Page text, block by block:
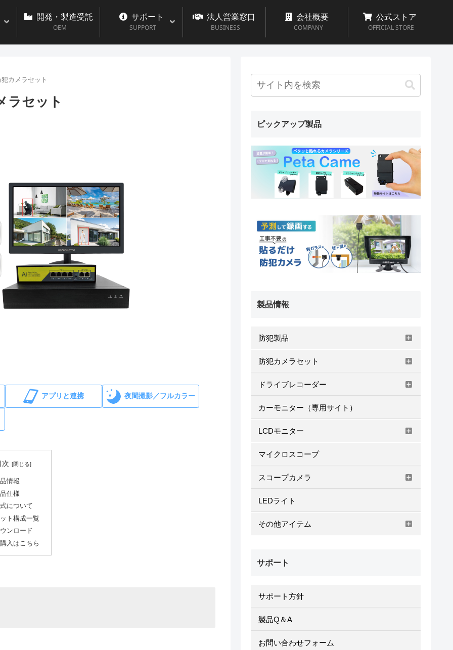
開発・製造受託
OEM
サポート
SUPPORT
法人営業窓口
BUSINESS
会社概要
COMPANY
公式ストア
OFFICIAL STORE
カメラセット
ラセット
アプリと連携 夜間撮影／フルカラー
次
情報
仕様
について
ト構成一覧
ンロード
入はこちら
ピックアップ製品
製品情報
防犯製品
防犯カメラセット
ドライブレコーダー
カーモニター（専用サイト）
LCDモニター
マイクロスコープ
スコープカメラ
LEDライト
その他アイテム
サポート
サポート方針
製品Q＆A
お問い合わせフォーム